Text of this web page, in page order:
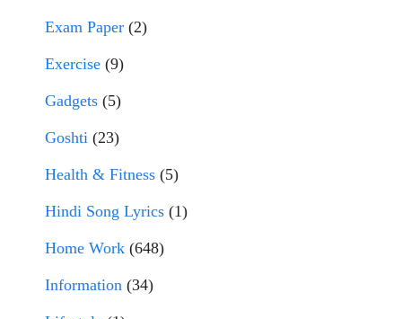
Exam Paper (2)
Exercise (9)
Gadgets (5)
Goshti (23)
Health & Fitness (5)
Hindi Song Lyrics (1)
Home Work (648)
Information (34)